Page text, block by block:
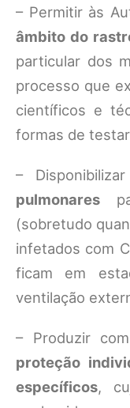
– Permitir às
âmbito do
particular dos
processo que
científicos e
formas de
–
pulmonares
(sobretudo
infetados com
ficam em
ventilação
– Produzir
proteção
específicos,